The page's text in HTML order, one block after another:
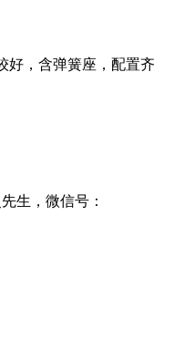
好，含弹簧座，配置齐
生，微信号：